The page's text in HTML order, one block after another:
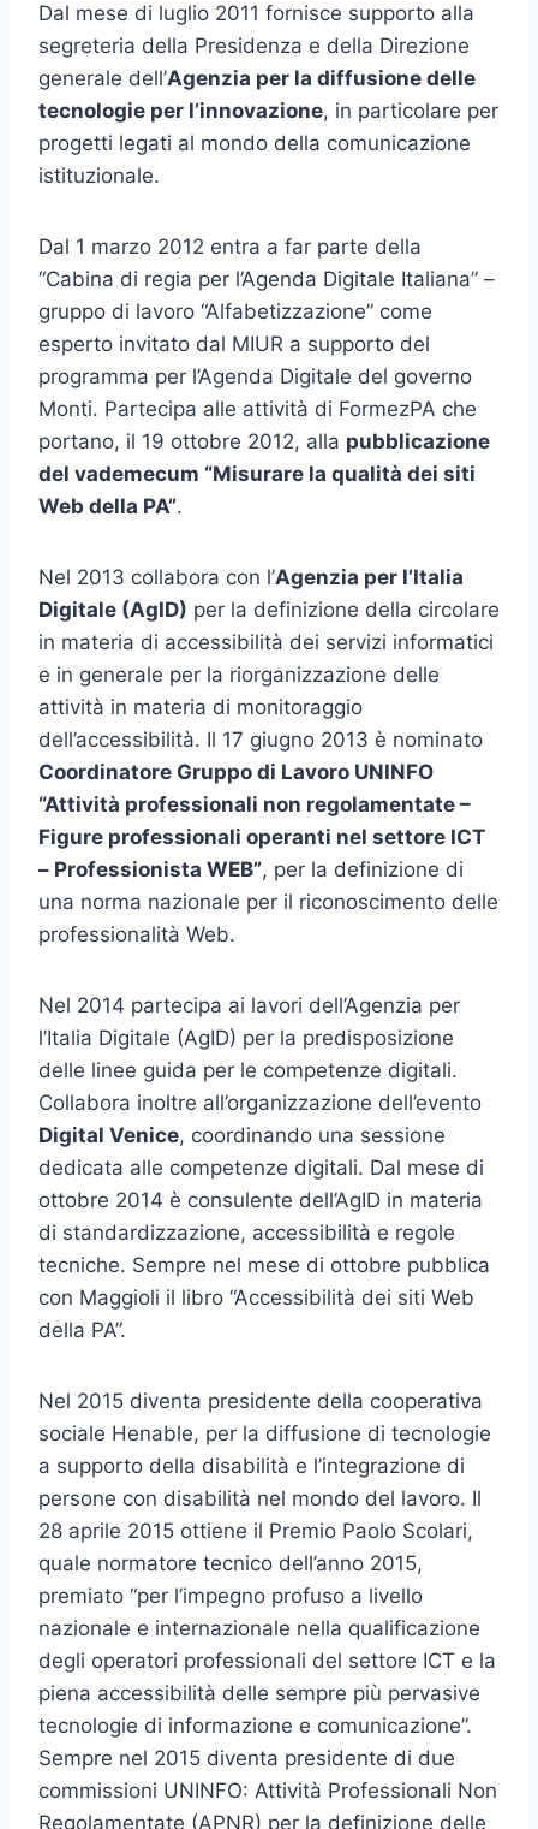
Dal mese di luglio 2011 fornisce supporto alla
segreteria della Presidenza e della Direzione
generale dell’Agenzia per la diffusione delle
tecnologie per l’innovazione, in particolare per
progetti legati al mondo della comunicazione
istituzionale.
Dal 1 marzo 2012 entra a far parte della
“Cabina di regia per l’Agenda Digitale Italiana” –
gruppo di lavoro “Alfabetizzazione” come
esperto invitato dal MIUR a supporto del
programma per l’Agenda Digitale del governo
Monti. Partecipa alle attività di FormezPA che
portano, il 19 ottobre 2012, alla pubblicazione
del vademecum “Misurare la qualità dei siti
Web della PA”.
Nel 2013 collabora con l’Agenzia per l’Italia
Digitale (AgID) per la definizione della circolare
in materia di accessibilità dei servizi informatici
e in generale per la riorganizzazione delle
attività in materia di monitoraggio
dell’accessibilità. Il 17 giugno 2013 è nominato
Coordinatore Gruppo di Lavoro UNINFO
“Attività professionali non regolamentate –
Figure professionali operanti nel settore ICT
– Professionista WEB”, per la definizione di
una norma nazionale per il riconoscimento delle
professionalità Web.
Nel 2014 partecipa ai lavori dell’Agenzia per
l’Italia Digitale (AgID) per la predisposizione
delle linee guida per le competenze digitali.
Collabora inoltre all’organizzazione dell’evento
Digital Venice, coordinando una sessione
dedicata alle competenze digitali. Dal mese di
ottobre 2014 è consulente dell’AgID in materia
di standardizzazione, accessibilità e regole
tecniche. Sempre nel mese di ottobre pubblica
con Maggioli il libro “Accessibilità dei siti Web
della PA”.
Nel 2015 diventa presidente della cooperativa
sociale Henable, per la diffusione di tecnologie
a supporto della disabilità e l’integrazione di
persone con disabilità nel mondo del lavoro. Il
28 aprile 2015 ottiene il Premio Paolo Scolari,
quale normatore tecnico dell’anno 2015,
premiato “per l’impegno profuso a livello
nazionale e internazionale nella qualificazione
degli operatori professionali del settore ICT e la
piena accessibilità delle sempre più pervasive
tecnologie di informazione e comunicazione”.
Sempre nel 2015 diventa presidente di due
commissioni UNINFO: Attività Professionali Non
Regolamentate (APNR) per la definizione delle